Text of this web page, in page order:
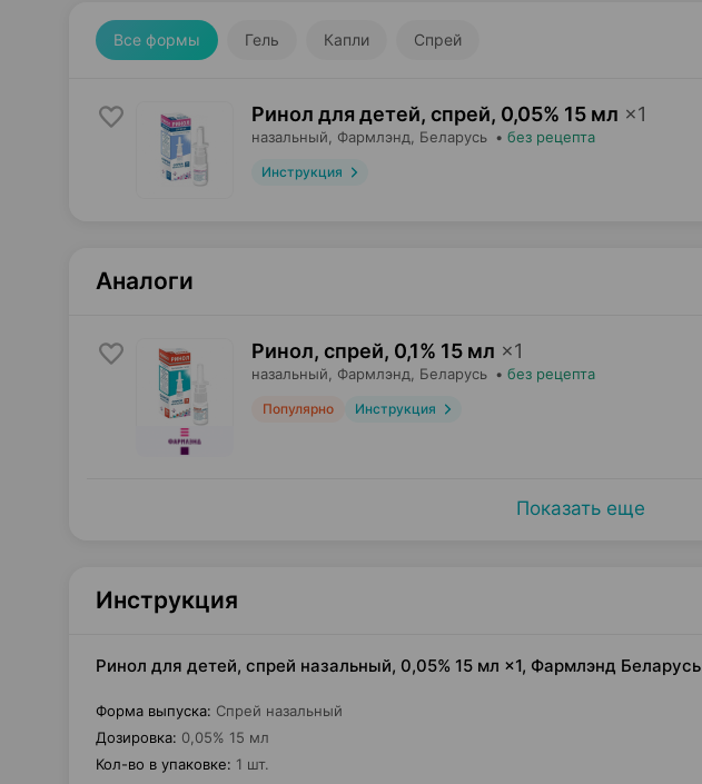
Все формы Гель Капли Спрей
Ринол для детей, спрей, 0,05% 15 мл ×1
назальный, Фармлэнд , Беларусь • без рецепта
Инструкция
Аналоги
Ринол, спрей, 0,1% 15 мл ×1
назальный, Фармлэнд , Беларусь • без рецепта
Популярно Инструкция
Показать еще
Инструкция
Ринол для детей, спрей назальный, 0,05% 15 мл ×1, Фармлэнд Беларусь
Форма выпуска: Спрей назальный
Дозировка: 0,05% 15 мл
Кол-во в упаковке: 1 шт.